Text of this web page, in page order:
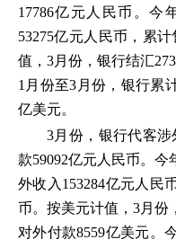
17786亿元人民币。今
53275亿元人民币，累
值，3月份，银行结汇
1月份至3月份，银行累
亿美元。
3月份，银行代客涉
款59092亿元人民币。
外收入153284亿元人民
币。按美元计值，3月份
对外付款8559亿美元。